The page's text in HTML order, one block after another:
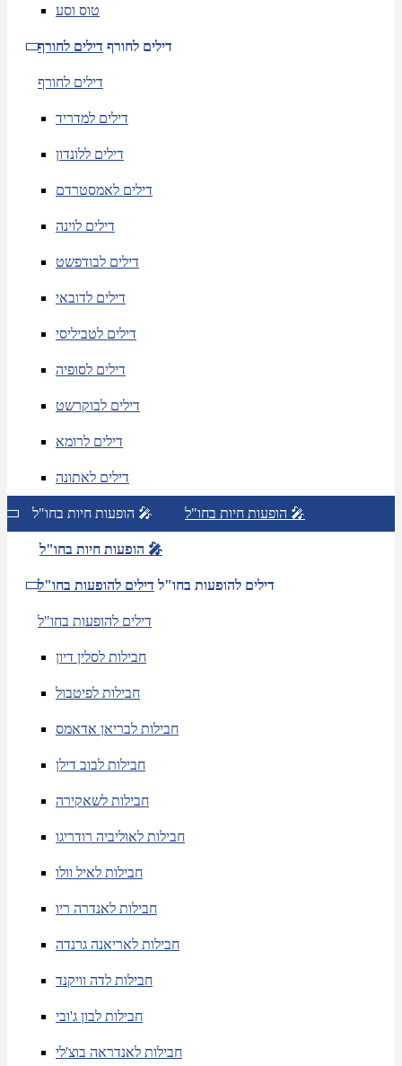
טוס וסע
דילים לחורף דילים לחורף
דילים לחורף
דילים למדריד
דילים ללונדון
דילים לאמסטרדם
דילים לוינה
דילים לבודפשט
דילים לדובאי
דילים לטביליסי
דילים לסופיה
דילים לבוקרשט
דילים לרומא
דילים לאתונה
הופעות חיות בחו"ל 🎤 הופעות חיות בחו"ל 🎤
הופעות חיות בחו"ל 🎤
דילים להופעות בחו"ל דילים להופעות בחו"ל
דילים להופעות בחו"ל
חבילות לסלין דיון
חבילות לפיטבול
חבילות לבריאן אדאמס
חבילות לבוב דילן
חבילות לשאקירה
חבילות לאוליביה רודריגו
חבילות לאיל וולו
חבילות לאנדרה ריו
חבילות לאריאנה גרנדה
חבילות לדה וויקנד
חבילות לבון ג'ובי
חבילות לאנדראה בוצ'לי